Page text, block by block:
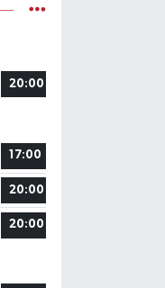
20:00
17:00
20:00
20:00